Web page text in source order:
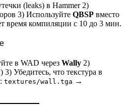
(leaks) в Hammer 2)
3) Используйте QBSP вместо
время компиляции с 10 до 3 мин.
в WAD через Wally 2)
3) Убедитесь, что текстура в
textures/wall.tga →